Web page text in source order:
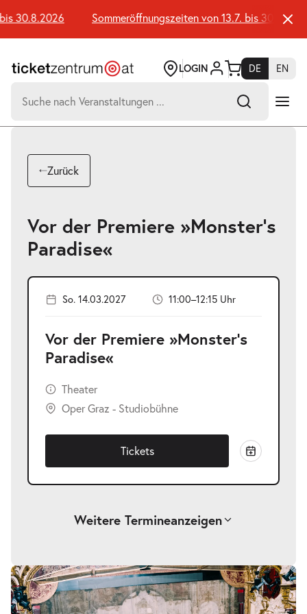
Seiteninhalt
springen
30.8.2026 Sommeröffnungszeiten von 13.7. bis 30.8.2026
LOGIN DE
EN
nach:
Suchtreffer:
Zurück
Vor der Premiere »Monster's
Paradise«
So. 14.03.2027 11:00–12:15 Uhr
Vor der Premiere »Monster's
Paradise«
Theater
Oper Graz - Studiobühne
Tickets
Weitere Termineanzeigen
Vor der Premiere »La Damnation de
Faust«-
So.
So. 06.09.2026
Bildergalerie
überspringen